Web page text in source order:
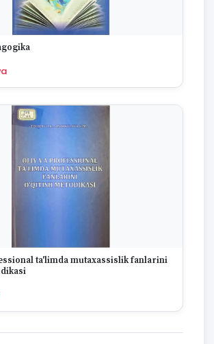
ta'limda mutaxassislik fanlarini